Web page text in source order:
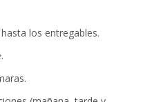
los entregables.